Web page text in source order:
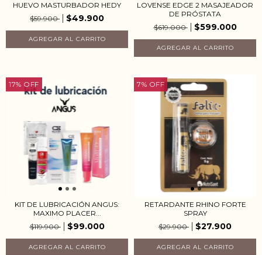
HUEVO MASTURBADOR HEDY
$59.900
$49.900
LOVENSE EDGE 2 MASAJEADOR
DE PRÓSTATA
$619.000
$599.000
17% OFF
KIT DE LUBRICACIÓN ANGUS:
MAXIMO PLACER...
$119.900
$99.000
7% OFF
RETARDANTE RHINO FORTE
SPRAY
$29.900
$27.900